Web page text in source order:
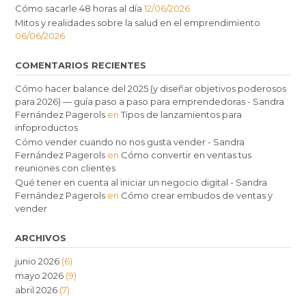
Cómo sacarle 48 horas al día 12/06/2026
Mitos y realidades sobre la salud en el emprendimiento
06/06/2026
COMENTARIOS RECIENTES
Cómo hacer balance del 2025 (y diseñar objetivos poderosos
para 2026) — guía paso a paso para emprendedoras - Sandra
Fernández Pagerols enTipos de lanzamientos para
infoproductos
Cómo vender cuando no nos gusta vender - Sandra
Fernández Pagerols en Cómo convertir en ventas tus
reuniones con clientes
Qué tener en cuenta al iniciar un negocio digital - Sandra
Fernández Pagerols en Cómo crear embudos de ventas y
vender
ARCHIVOS
junio 2026 (6)
mayo 2026 (9)
abril 2026 (7)